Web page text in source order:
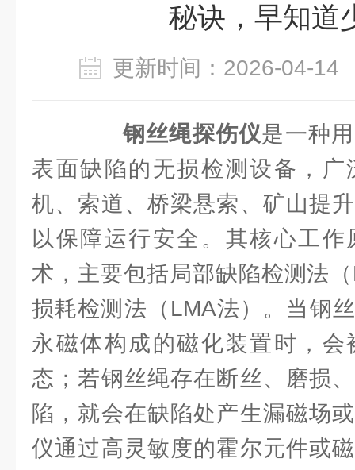
秘诀，早知道
更新时间：2026-04-
钢丝绳探伤仪是一种
表面缺陷的无损检测设备，
机、索道、桥梁悬索、矿山提
以保障运行安全。其核心工
术，主要包括局部缺陷检测法
损耗检测法（LMA法）。当钢
永磁体构成的磁化装置时，
态；若钢丝绳存在断丝、磨损
陷，就会在缺陷处产生漏磁场
仪通过高灵敏度的霍尔元件或